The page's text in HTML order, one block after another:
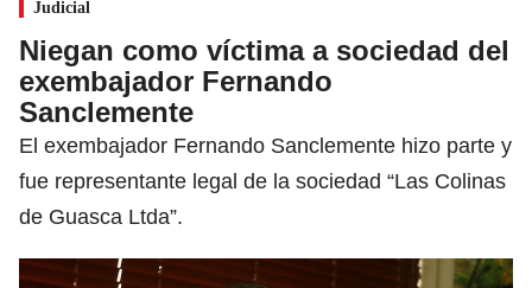
Judicial
Niegan como víctima a sociedad del
exembajador Fernando
Sanclemente
El exembajador Fernando Sanclemente hizo parte y
fue representante legal de la sociedad “Las Colinas
de Guasca Ltda”.